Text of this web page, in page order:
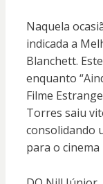
Naquela
indicada a
Blanchett.
enquanto
Filme
Torres saiu
consolidando
para o